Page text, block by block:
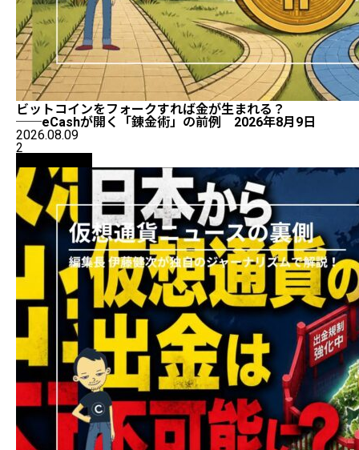
ビットコインをフォークすれば金が生まれる？
──eCashが開く「錬金術」の前例 2026年8月9日
2026.08.09
2